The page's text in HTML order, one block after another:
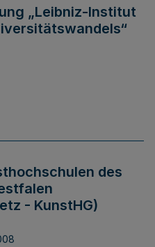
„Leibniz-Institut
des
- KunstHG)